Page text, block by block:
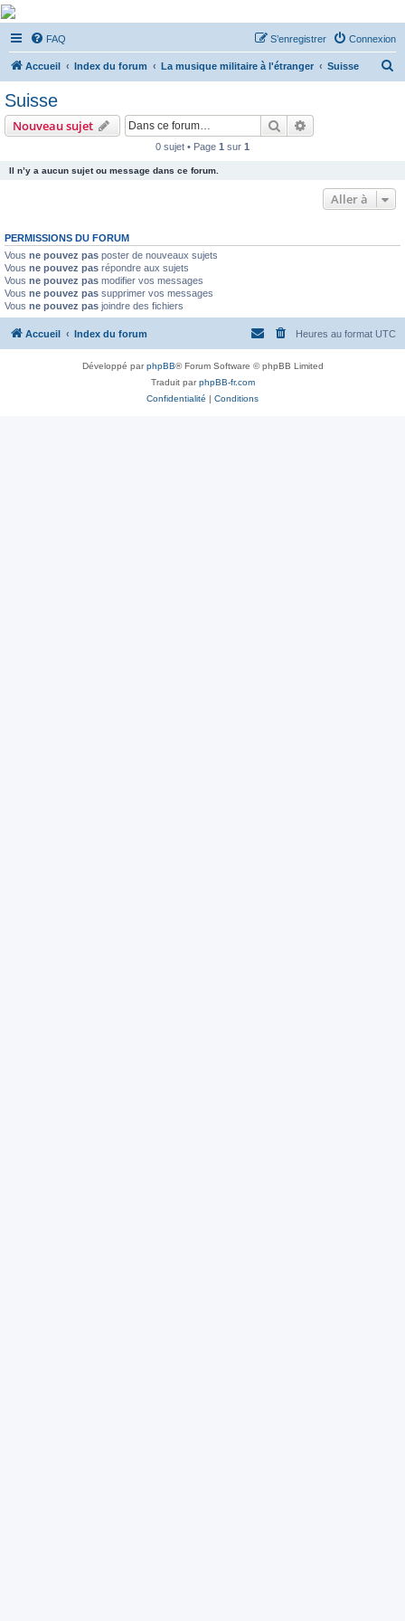
De Musicae Militari -
Forums
Forums de discussions
FAQ Connexion
S’enregistrer
Accueil Index du forum La musique militaire à l'étranger Suisse
Suisse
Nouveau sujet Rechercher
0 sujet • Page 1 sur 1
Il n’y a aucun sujet ou message dans ce forum.
Aller à
PERMISSIONS DU FORUM
Vous ne pouvez pas poster de nouveaux sujets
Vous ne pouvez pas répondre aux sujets
Vous ne pouvez pas modifier vos messages
Vous ne pouvez pas supprimer vos messages
Vous ne pouvez pas joindre des fichiers
Accueil Index du forum Heures au format UTC
Développé parphpBB® Forum Software © phpBB Limited
Traduit parphpBB-fr.com
Confidentialité | Conditions